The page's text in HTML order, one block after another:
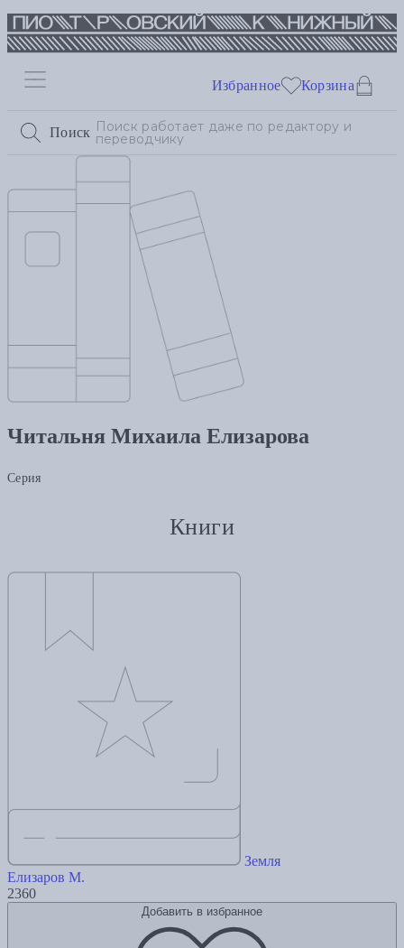
Поиск
Избранное Корзина
Читальня Михаила Елизарова
Серия
Книги
Земля
Елизаров М.
2360
Добавить в избранное